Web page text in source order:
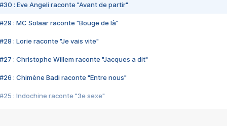
#30 : Eve Angeli raconte "Avant de partir"
#29 : MC Solaar raconte "Bouge de là"
#28 : Lorie raconte "Je vais vite"
#27 : Christophe Willem raconte "Jacques a dit"
#26 : Chimène Badi raconte "Entre nous"
#25 : Indochine raconte "3e sexe"